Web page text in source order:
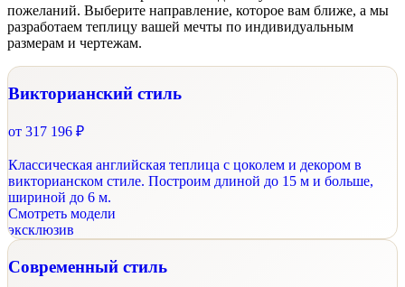
пожеланий. Выберите направление, которое вам ближе, а мы
разработаем теплицу вашей мечты по индивидуальным
размерам и чертежам.
Викторианский стиль
от 317 196 ₽
Классическая английская теплица с цоколем и декором в
викторианском стиле. Построим длиной до 15 м и больше,
шириной до 6 м.
Cмотреть модели
эксклюзив
Современный стиль